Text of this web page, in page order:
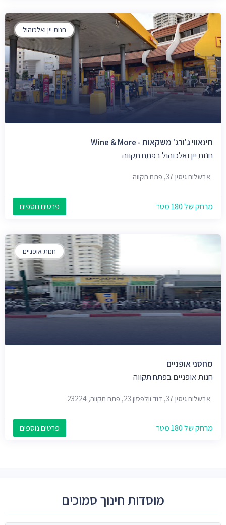
חנות יין ואלכוהול
חינאווי ג'ורג' משקאות - Wine & More
חנות יין ואלכוהול בפתח תקווה
אבשלום גיסין 37, פתח תקווה
מרחק של 180 מטר פרטים נוספים
חנות אופניים
מחסני אופניים
חנות אופניים בפתח תקווה
אבשלום גיסין 37, דוד וולפסון 23, פתח תקווה, 23224
מרחק של 180 מטר פרטים נוספים
מוסדות חינוך סמוכים